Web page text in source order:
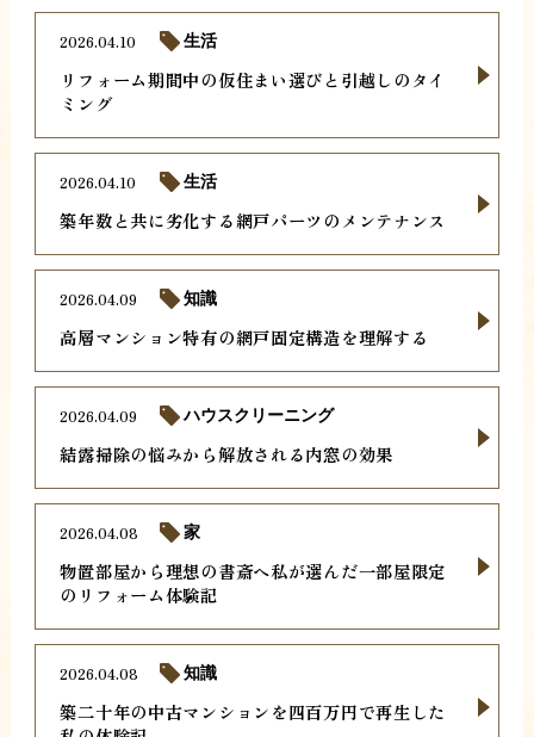
リフォーム期間中の仮住まい選びと引越しのタイ
ミング
2026.04.10 生活
築年数と共に劣化する網戸パーツのメンテナンス
2026.04.10 生活
高層マンション特有の網戸固定構造を理解する
2026.04.09 知識
結露掃除の悩みから解放される内窓の効果
2026.04.09 ハウスクリーニング
物置部屋から理想の書斎へ私が選んだ一部屋限定
のリフォーム体験記
2026.04.08 家
築二十年の中古マンションを四百万円で再生した
2026.04.08 知識